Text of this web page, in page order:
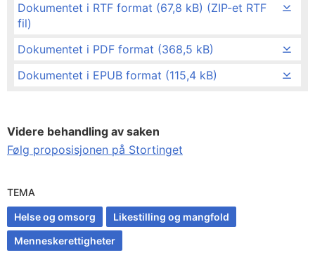
Dokumentet i RTF format (67,8 kB) (ZIP-et RTF
fil)
Dokumentet i PDF format (368,5 kB)
Dokumentet i EPUB format (115,4 kB)
Videre behandling av saken
Følg proposisjonen på Stortinget
TEMA
Helse og omsorg
Likestilling og mangfold
Menneskerettigheter